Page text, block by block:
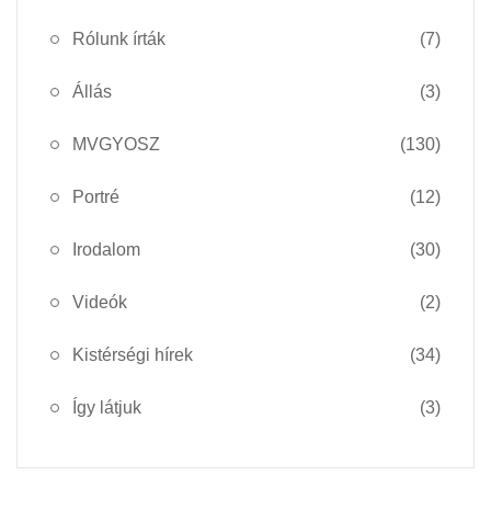
Rólunk írták (7)
Állás (3)
MVGYOSZ (130)
Portré (12)
Irodalom (30)
Videók (2)
Kistérségi hírek (34)
Így látjuk (3)